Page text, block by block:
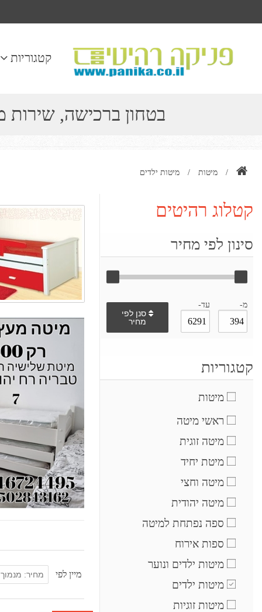
קטגוריות
בטחון ברכישה,
/ מיטות / מיטות ילדים
קטלוג רהיטים
סינון לפי מחיר
מ- עד-
סנן לפי
מחיר
קטגוריות
מיטות
ראשי מיטה
מיטה זוגית
מיטת יחיד
מיטה וחצי
מיטה יהודית
ספה נפתחת למיטה
ספות אירוח
מיטות ילדים ונוער
מיטות ילדים
מיטות זוגיות
מיין לפי